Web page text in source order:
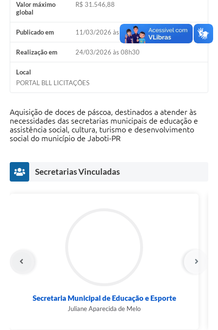
Valor máximo
global
R$ 31.546,88
Publicado em 11/03/2026 às 08h00
Realização em 24/03/2026 às 08h30
Local
PORTAL BLL LICITAÇÕES
Aquisição de doces de páscoa, destinados a atender às
necessidades das secretarias municipais de educação e
assistência social, cultura, turismo e desenvolvimento
social do município de Jaboti-PR
Secretarias Vinculadas
Secretaria Municipal de Assistência, Cultura,...
Jacqueline Barbara de Jesus Leal